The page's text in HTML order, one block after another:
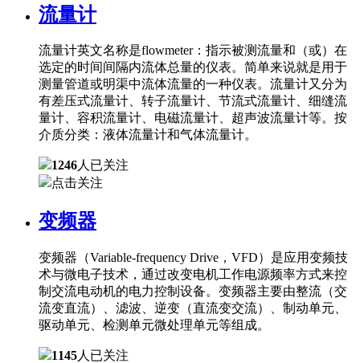
流量计
流量计英文名称是flowmeter：指示被测流量和（或）在
选定的时间间隔内流体总量的仪表。简单来说就是用于
测量管道或明渠中流体流量的一种仪表。流量计又分为
有差压式流量计、转子流量计、节流式流量计、细缝流
量计、容积流量计、电磁流量计、超声波流量计等。按
介质分类：液体流量计和气体流量计。
1246人已关注
点击关注
变频器
变频器（Variable-frequency Drive，VFD）是应用变频技
术与微电子技术，通过改变电机工作电源频率方式来控
制交流电动机的电力控制设备。变频器主要由整流（交
流变直流）、滤波、逆变（直流变交流）、制动单元、
驱动单元、检测单元微处理单元等组成。
1145人已关注